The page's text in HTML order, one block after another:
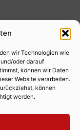
wir Technologien wie
oder darauf
können wir Daten
Website verarbeiten.
können
werden.